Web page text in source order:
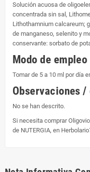
Solución acuosa de
concentrada sin sal,
Lithothamnium calcareum;
de manganeso, selenito y
conservante: sorbato de
Modo de empleo
Tomar de 5 a 10 ml por día
Observaciones
No se han descrito.
Si necesita comprar
de NUTERGIA, en